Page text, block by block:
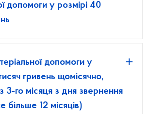
допомоги у розмірі 40
допомоги у
гривень щомісячно,
3-го місяця з дня звернення
більше 12 місяців)